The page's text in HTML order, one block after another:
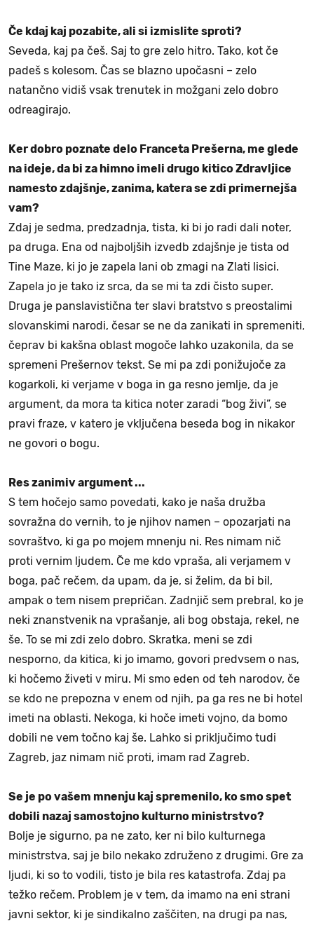
Če kdaj kaj pozabite, ali si izmislite sproti?
Seveda, kaj pa češ. Saj to gre zelo hitro. Tako, kot če
padeš s kolesom. Čas se blazno upočasni – zelo
natančno vidiš vsak trenutek in možgani zelo dobro
odreagirajo.
Ker dobro poznate delo Franceta Prešerna, me glede
na ideje, da bi za himno imeli drugo kitico Zdravljice
namesto zdajšnje, zanima, katera se zdi primernejša
vam?
Zdaj je sedma, predzadnja, tista, ki bi jo radi dali noter,
pa druga. Ena od najboljših izvedb zdajšnje je tista od
Tine Maze, ki jo je zapela lani ob zmagi na Zlati lisici.
Zapela jo je tako iz srca, da se mi ta zdi čisto super.
Druga je panslavistična ter slavi bratstvo s preostalimi
slovanskimi narodi, česar se ne da zanikati in spremeniti,
čeprav bi kakšna oblast mogoče lahko uzakonila, da se
spremeni Prešernov tekst. Se mi pa zdi ponižujoče za
kogarkoli, ki verjame v boga in ga resno jemlje, da je
argument, da mora ta kitica noter zaradi “bog živi”, se
pravi fraze, v katero je vključena beseda bog in nikakor
ne govori o bogu.
Res zanimiv argument ...
S tem hočejo samo povedati, kako je naša družba
sovražna do vernih, to je njihov namen – opozarjati na
sovraštvo, ki ga po mojem mnenju ni. Res nimam nič
proti vernim ljudem. Če me kdo vpraša, ali verjamem v
boga, pač rečem, da upam, da je, si želim, da bi bil,
ampak o tem nisem prepričan. Zadnjič sem prebral, ko je
neki znanstvenik na vprašanje, ali bog obstaja, rekel, ne
še. To se mi zdi zelo dobro. Skratka, meni se zdi
nesporno, da kitica, ki jo imamo, govori predvsem o nas,
ki hočemo živeti v miru. Mi smo eden od teh narodov, če
se kdo ne prepozna v enem od njih, pa ga res ne bi hotel
imeti na oblasti. Nekoga, ki hoče imeti vojno, da bomo
dobili ne vem točno kaj še. Lahko si priključimo tudi
Zagreb, jaz nimam nič proti, imam rad Zagreb.
Se je po vašem mnenju kaj spremenilo, ko smo spet
dobili nazaj samostojno kulturno ministrstvo?
Bolje je sigurno, pa ne zato, ker ni bilo kulturnega
ministrstva, saj je bilo nekako združeno z drugimi. Gre za
ljudi, ki so to vodili, tisto je bila res katastrofa. Zdaj pa
težko rečem. Problem je v tem, da imamo na eni strani
javni sektor, ki je sindikalno zaščiten, na drugi pa nas,